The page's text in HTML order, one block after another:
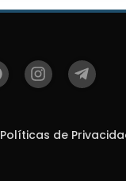
Políticas de